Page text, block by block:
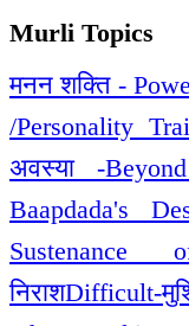
Murli Topics
मनन शक्ति -
/Personality
अवस्या -
Baapdada's
निराशDifficult-